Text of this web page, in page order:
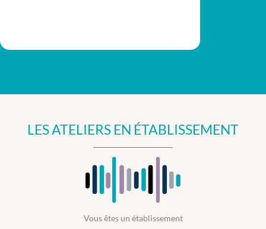
LES ATELIERS EN ÉTABLISSEMENT
Vous êtes un établissement